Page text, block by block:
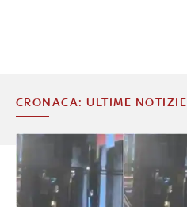
CRONACA: ULTIME NOTIZIE